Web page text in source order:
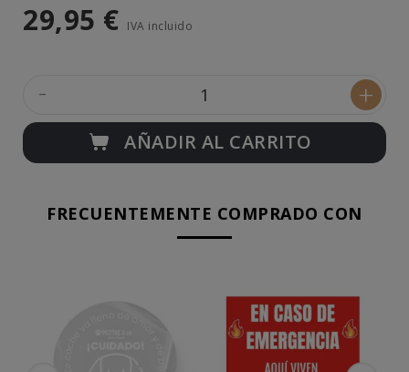
29,95 € IVA incluido
- +
AÑADIR AL CARRITO
FRECUENTEMENTE COMPRADO CON